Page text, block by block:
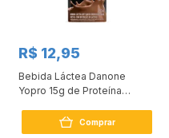
R$ 12,95
Bebida Láctea Danone
Yopro 15g de Proteína
Comprar